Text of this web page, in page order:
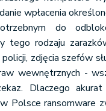
wpłacenia
do
tego rodzaju
zdjęcia szefów
wewnętrznych -
Dlaczego
Polsce ransomware